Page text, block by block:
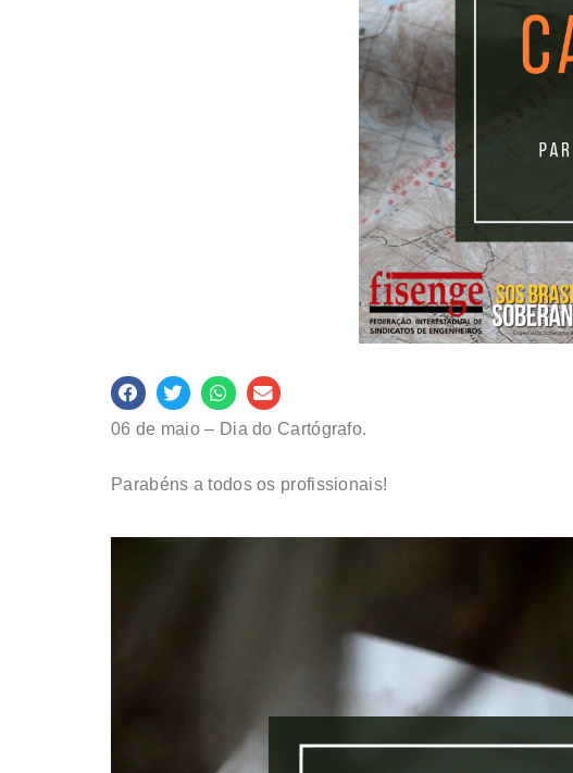
06 de maio – Dia do Cartógrafo.
Parabéns a todos os profissionais!